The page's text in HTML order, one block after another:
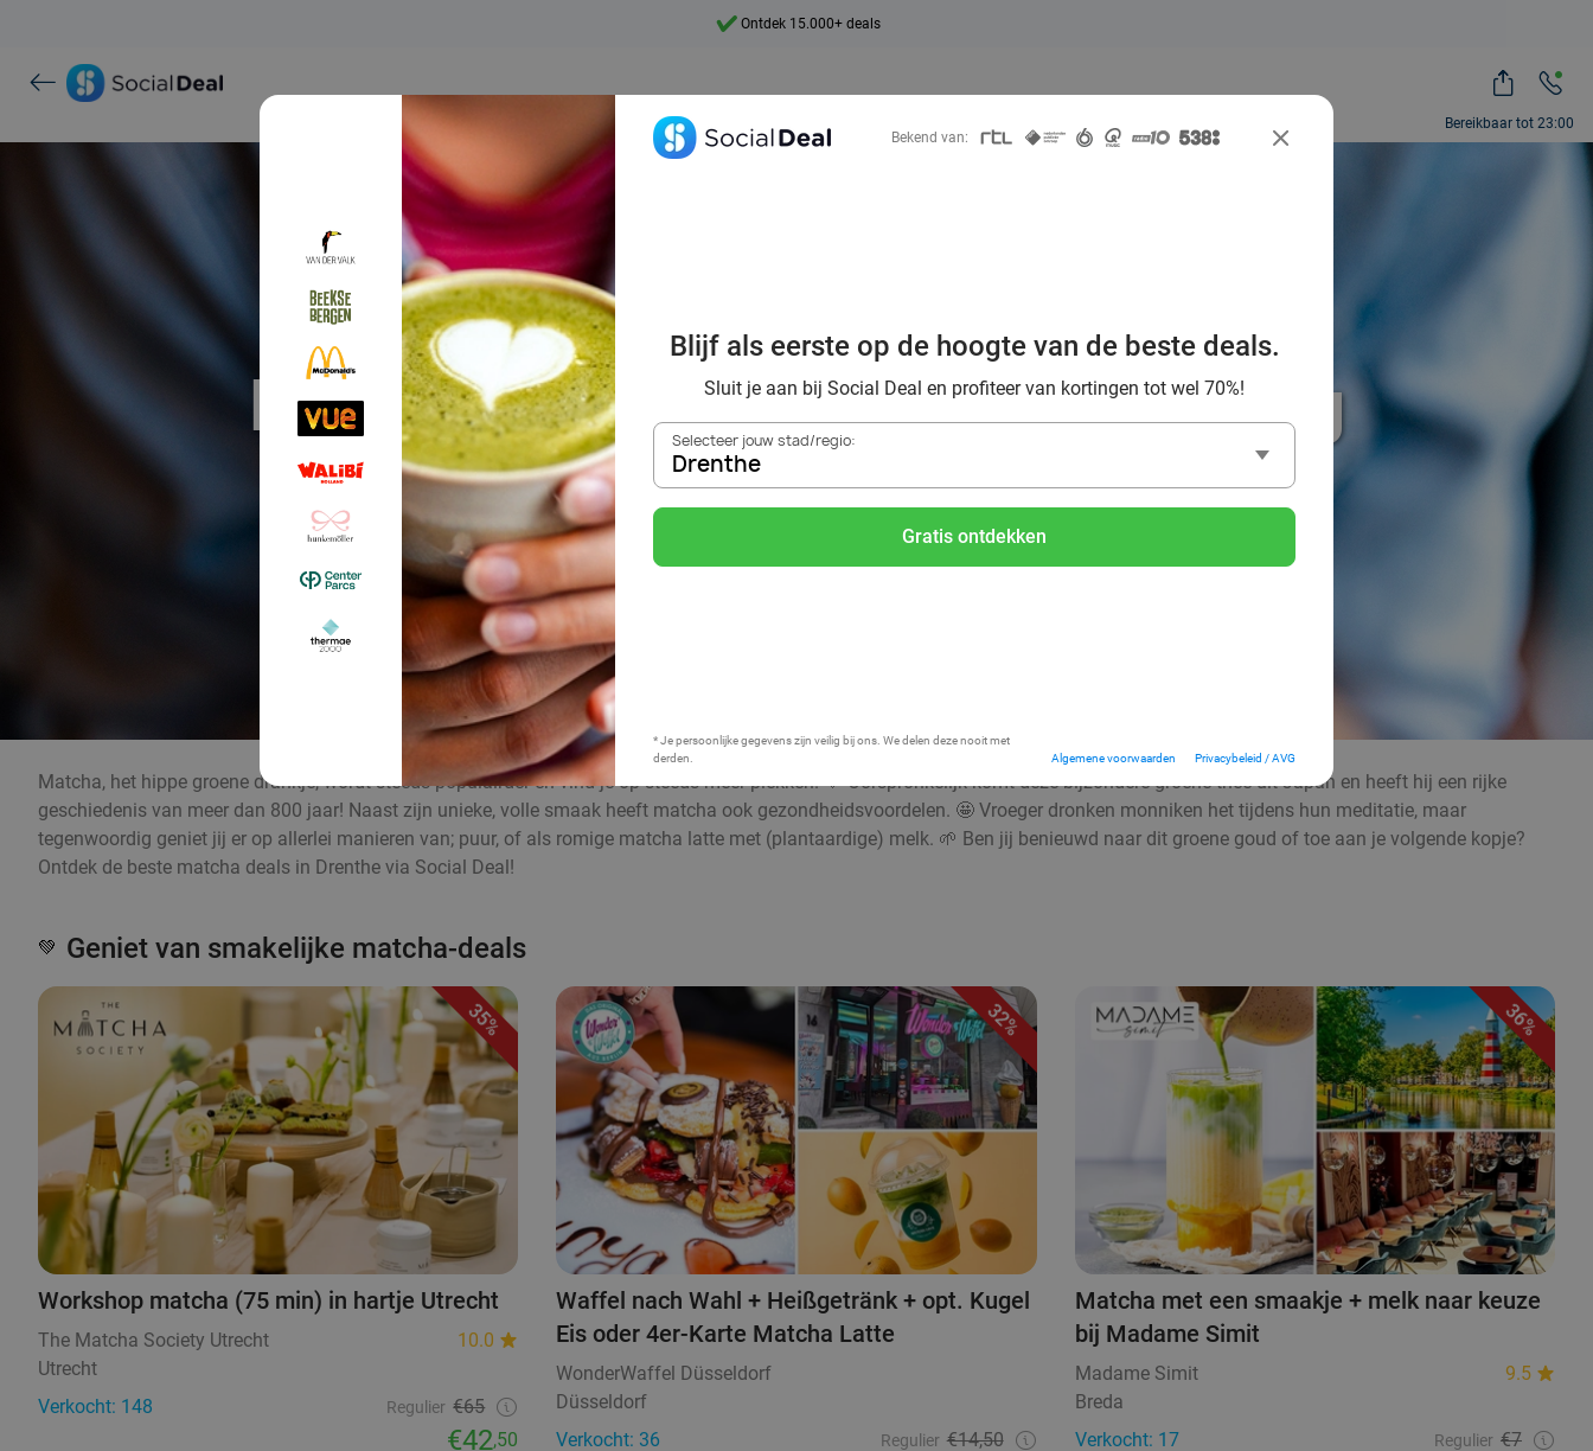
Bereikbaar tot 23:00
Ontdek 15.000+ deals
Proef matcha met wel 70% korting
Drenthe
Bekend van:
Blijf als eerste op de hoogte van de beste deals.
Sluit je aan bij Social Deal en profiteer van kortingen tot wel 70%!
Selecteer jouw stad/regio:
Drenthe
Gratis ontdekken
* Je persoonlijke gegevens zijn veilig bij ons. We delen deze nooit met
derden.
Algemene voorwaarden Privacybeleid / AVG
Matcha, het hippe groene drankje, wordt steeds populairder en vind je op steeds meer plekken. 💚 Oorspronkelijk komt deze bijzondere groene thee uit Japan en heeft hij een rijke
geschiedenis van meer dan 800 jaar! Naast zijn unieke, volle smaak heeft matcha ook gezondheidsvoordelen. 🤩 Vroeger dronken monniken het tijdens hun meditatie, maar
tegenwoordig geniet jij er op allerlei manieren van; puur, of als romige matcha latte met (plantaardige) melk. 🌱 Ben jij benieuwd naar dit groene goud of toe aan je volgende kopje?
Ontdek de beste matcha deals in Drenthe via Social Deal!
💚 Geniet van smakelijke matcha-deals
35%
Workshop matcha (75 min) in hartje Utrecht
The Matcha Society Utrecht
10.0
Utrecht
Verkocht: 148
Regulier €65
€42,50
32%
Waffel nach Wahl + Heißgetränk + opt. Kugel
Eis oder 4er-Karte Matcha Latte
WonderWaffel Düsseldorf
Düsseldorf
Verkocht: 36
Regulier €14,50
36%
Matcha met een smaakje + melk naar keuze
bij Madame Simit
Madame Simit
9.5
Breda
Verkocht: 17
Regulier €7